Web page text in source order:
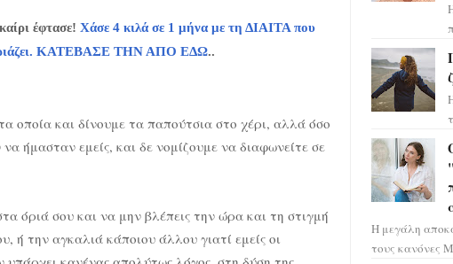
έφτασε! Χάσε 4 κιλά σε 1 μήνα με τη ΔΙΑΙΤΑ που
ΚΑΤΕΒΑΣΕ ΤΗΝ ΑΠΟ ΕΔΩ..
οποία και δίνουμε τα παπούτσια στο χέρι, αλλά όσο
ήμασταν εμείς, και δε νομίζουμε να διαφωνείτε σε
όριά σου και να μην βλέπεις την ώρα και τη στιγμή
ή την αγκαλιά κάποιου άλλου γιατί εμείς οι
Η μεγάλη
τους κανόνες